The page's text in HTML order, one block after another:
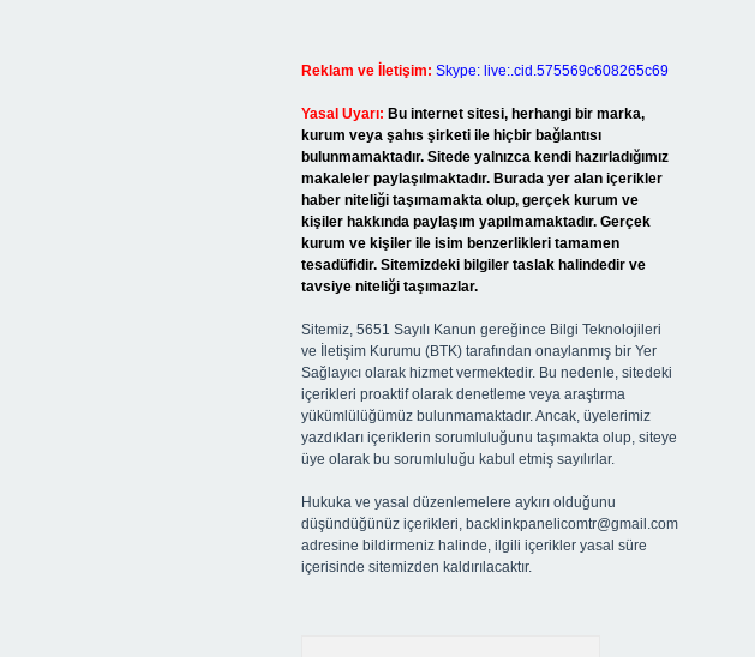
Reklam ve İletişim: Skype: live:.cid.575569c608265c69
Yasal Uyarı: Bu internet sitesi, herhangi bir marka,
kurum veya şahıs şirketi ile hiçbir bağlantısı
bulunmamaktadır. Sitede yalnızca kendi hazırladığımız
makaleler paylaşılmaktadır. Burada yer alan içerikler
haber niteliği taşımamakta olup, gerçek kurum ve
kişiler hakkında paylaşım yapılmamaktadır. Gerçek
kurum ve kişiler ile isim benzerlikleri tamamen
tesadüfidir. Sitemizdeki bilgiler taslak halindedir ve
tavsiye niteliği taşımazlar.
Sitemiz, 5651 Sayılı Kanun gereğince Bilgi Teknolojileri
ve İletişim Kurumu (BTK) tarafından onaylanmış bir Yer
Sağlayıcı olarak hizmet vermektedir. Bu nedenle, sitedeki
içerikleri proaktif olarak denetleme veya araştırma
yükümlülüğümüz bulunmamaktadır. Ancak, üyelerimiz
yazdıkları içeriklerin sorumluluğunu taşımakta olup, siteye
üye olarak bu sorumluluğu kabul etmiş sayılırlar.
Hukuka ve yasal düzenlemelere aykırı olduğunu
düşündüğünüz içerikleri, backlinkpanelicomtr@gmail.com
adresine bildirmeniz halinde, ilgili içerikler yasal süre
içerisinde sitemizden kaldırılacaktır.